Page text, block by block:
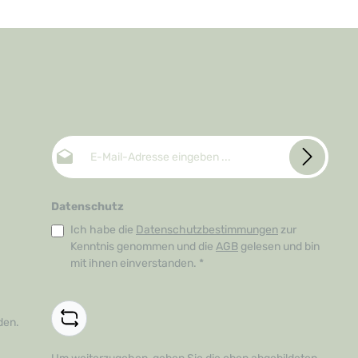
E-Mail-Adresse*
Datenschutz
Ich habe die Datenschutzbestimmungen zur
Kenntnis genommen und die AGB gelesen und bin
mit ihnen einverstanden. *